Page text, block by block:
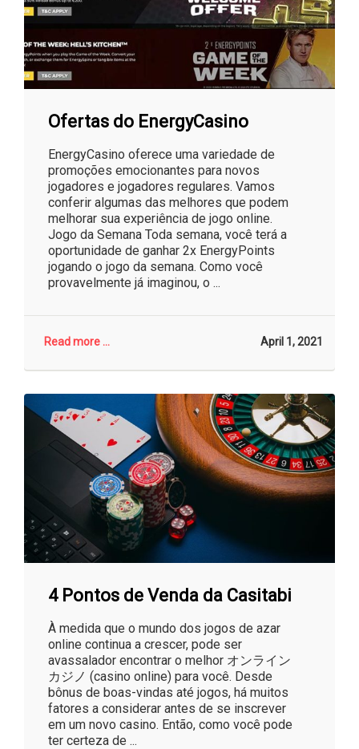
Ofertas do EnergyCasino
EnergyCasino oferece uma variedade de
promoções emocionantes para novos
jogadores e jogadores regulares. Vamos
conferir algumas das melhores que podem
melhorar sua experiência de jogo online.
Jogo da Semana Toda semana, você terá a
oportunidade de ganhar 2x EnergyPoints
jogando o jogo da semana. Como você
provavelmente já imaginou, o ...
Read more ... April 1, 2021
4 Pontos de Venda da Casitabi
À medida que o mundo dos jogos de azar
online continua a crescer, pode ser
avassalador encontrar o melhor オンライン
カジノ (casino online) para você. Desde
bônus de boas-vindas até jogos, há muitos
fatores a considerar antes de se inscrever
em um novo casino. Então, como você pode
ter certeza de ...